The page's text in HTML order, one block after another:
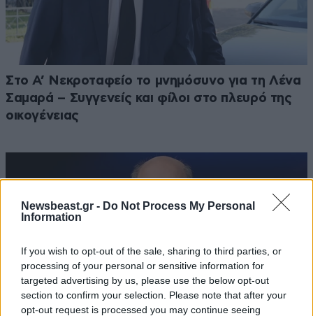
Newsbeast.gr - Do Not Process My Personal
Information
If you wish to opt-out of the sale, sharing to third parties, or
processing of your personal or sensitive information for
targeted advertising by us, please use the below opt-out
section to confirm your selection. Please note that after your
opt-out request is processed you may continue seeing
Στο Α’ Νεκροταφείο το μνημόσυνο για τη Λένα
Σαμαρά – Συγγενείς και φίλοι στο πλευρό της
οικογένειας